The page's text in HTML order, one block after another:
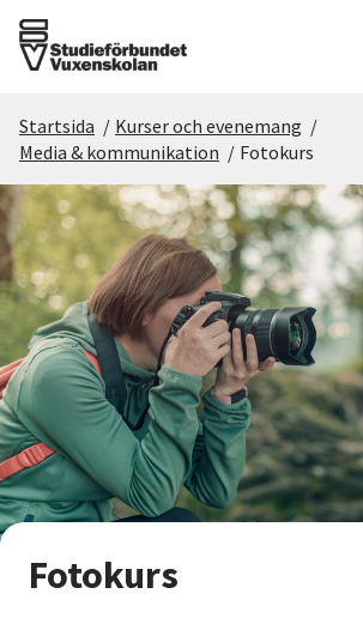
Det här gör vi
För dig som
Sök kurser och evenemang
Om SV
Starta studiecirkel
Cirkelledare
Startsida / Kurser och evenemang /
Media & kommunikation / Fotokurs
Fotokurs